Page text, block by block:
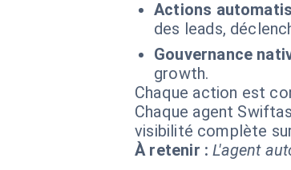
Actions
des leads,
Gouvernance
growth.
Chaque action est
Chaque agent
visibilité complète
À retenir : L'agent